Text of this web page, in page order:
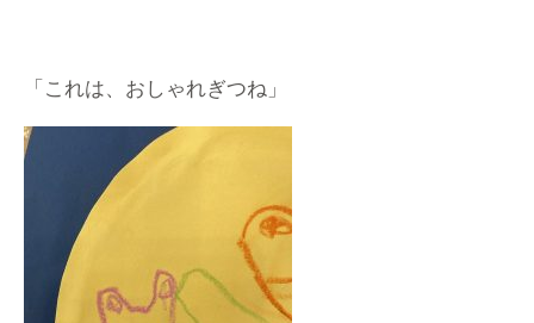
「これは、おしゃれぎつね」